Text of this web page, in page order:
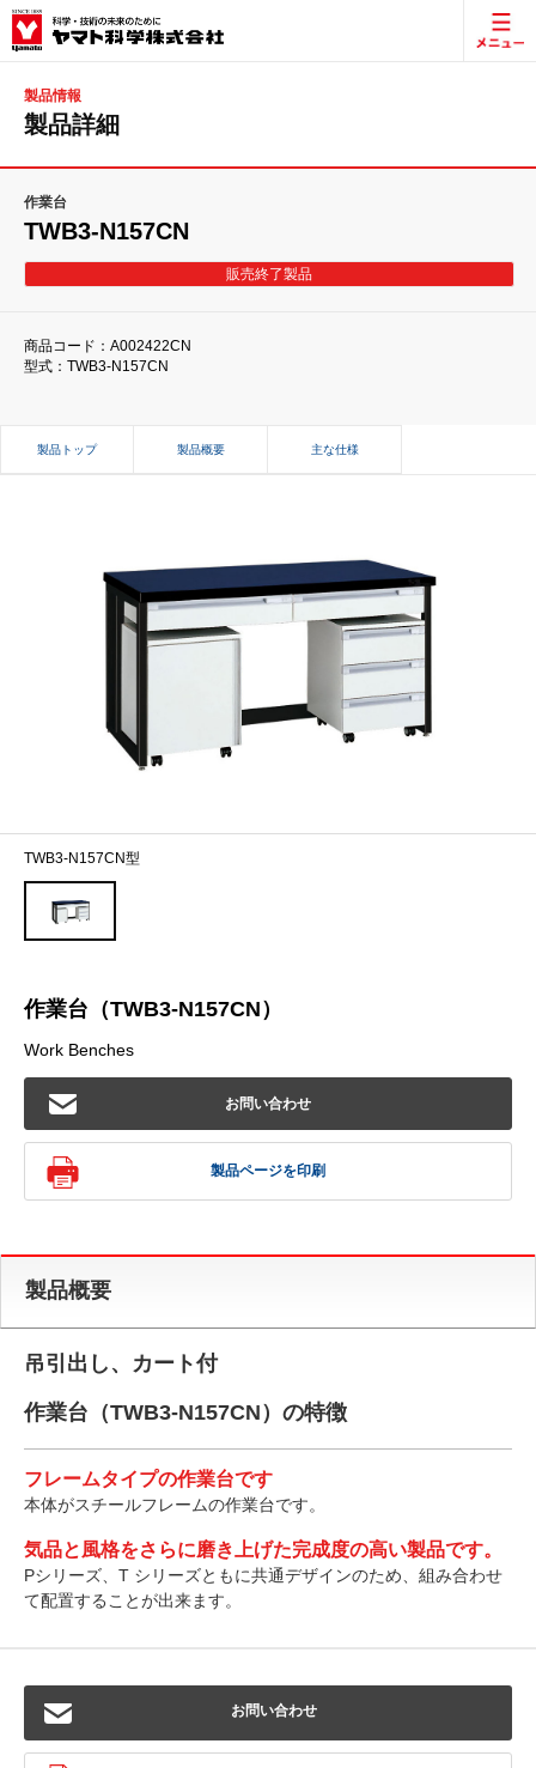
製品情報
製品詳細
作業台
TWB3-N157CN
販売終了製品
商品コード：A002422CN
型式：TWB3-N157CN
製品トップ 製品概要 主な仕様
TWB3-N157CN型
作業台（TWB3-N157CN）
Work Benches
お問い合わせ
製品ページを印刷
製品概要
吊引出し、カート付
作業台（TWB3-N157CN）の特徴
フレームタイプの作業台です
本体がスチールフレームの作業台です。
気品と風格をさらに磨き上げた完成度の高い製品です。
Pシリーズ、T シリーズともに共通デザインのため、組み合わせ
て配置することが出来ます。
お問い合わせ